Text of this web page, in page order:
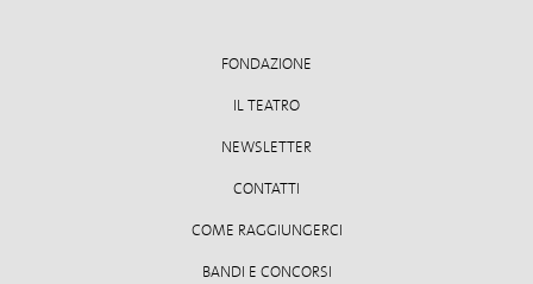
FONDAZIONE
IL TEATRO
NEWSLETTER
CONTATTI
COME RAGGIUNGERCI
BANDI E CONCORSI